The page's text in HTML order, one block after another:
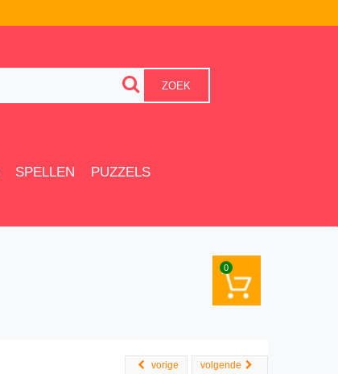
ZOEK
SPELLEN PUZZELS
0
volgende
vorige